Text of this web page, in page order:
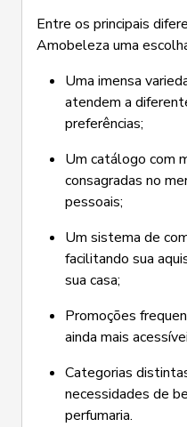
Entre os principais
Amobeleza uma
Uma imensa
atendem a
preferências;
Um catálogo com
consagradas no
pessoais;
Um sistema de
facilitando sua
sua casa;
Promoções
ainda mais
Categorias
necessidades de
perfumaria.